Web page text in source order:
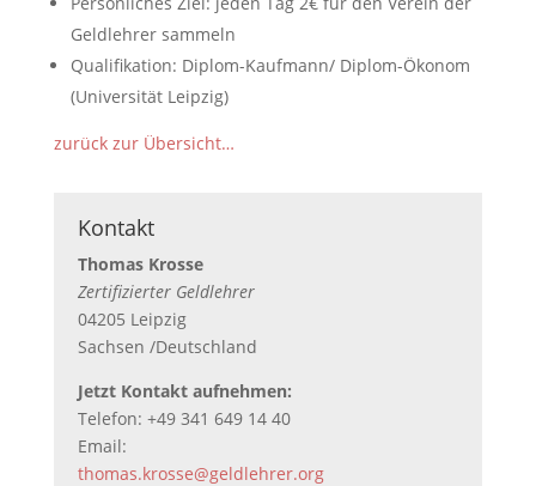
Geldlehrer sammeln
Qualifikation: Diplom-Kaufmann/ Diplom-Ökonom
(Universität Leipzig)
zurück zur Übersicht…
Kontakt
Thomas Krosse
Zertifizierter Geldlehrer
04205 Leipzig
Sachsen /Deutschland
Jetzt Kontakt aufnehmen:
Telefon: +49 341 649 14 40
Email:
thomas.krosse@geldlehrer.org